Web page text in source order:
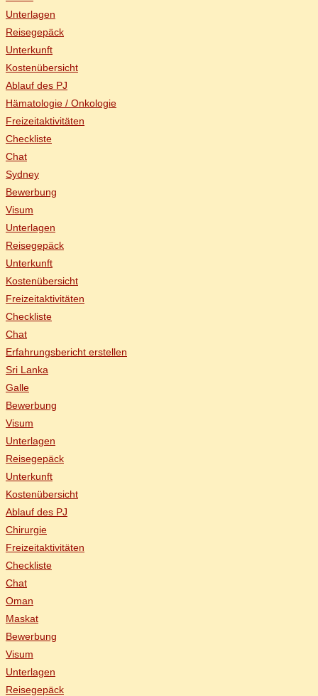
Un­ter­la­gen
Rei­se­ge­päck
Un­ter­kunft
Kos­ten­über­sicht
Ab­lauf des PJ
Hä­ma­to­lo­gie / Onkologie
Frei­zeit­ak­ti­vi­tä­ten
Check­lis­te
Chat
Syd­ney
Be­wer­bung
Vi­sum
Un­ter­la­gen
Rei­se­ge­päck
Un­ter­kunft
Kos­ten­über­sicht
Frei­zeit­ak­ti­vi­tä­ten
Check­lis­te
Chat
Er­fah­rungs­be­richt erstellen
Sri Lan­ka
Gal­le
Be­wer­bung
Vi­sum
Un­ter­la­gen
Rei­se­ge­päck
Un­ter­kunft
Kos­ten­über­sicht
Ab­lauf des PJ
Chir­ur­gie
Frei­zeit­ak­ti­vi­tä­ten
Check­lis­te
Chat
Oman
Mas­kat
Be­wer­bung
Vi­sum
Un­ter­la­gen
Rei­se­ge­päck